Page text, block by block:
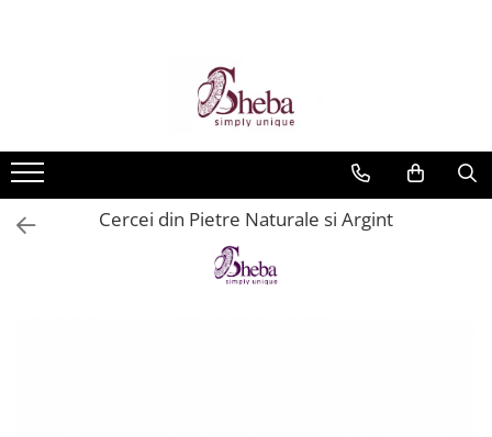
Cercei din Pietre Naturale si Argint